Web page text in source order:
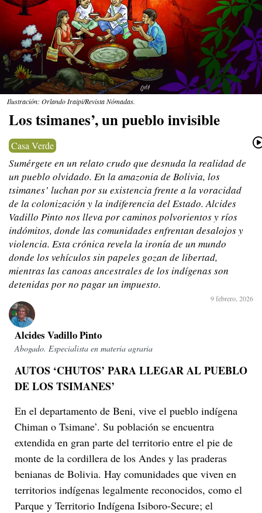
Ilustración: Orlando Iraipi/Revista Nómadas.
Los tsimanes’, un pueblo invisible
Casa Verde
Sumérgete en un relato crudo que desnuda la realidad de
un pueblo olvidado. En la amazonia de Bolivia, los
tsimanes’ luchan por su existencia frente a la voracidad
de la colonización y la indiferencia del Estado. Alcides
Vadillo Pinto nos lleva por caminos polvorientos y ríos
indómitos, donde las comunidades enfrentan desalojos y
violencia. Esta crónica revela la ironía de un mundo
donde los vehículos sin papeles gozan de libertad,
mientras las canoas ancestrales de los indígenas son
detenidas por no pagar un impuesto.
9 febrero, 2026
Alcides Vadillo Pinto
Abogado. Especialista en materia agraria
AUTOS ‘CHUTOS’ PARA LLEGAR AL PUEBLO
DE LOS TSIMANES’
En el departamento de Beni, vive el pueblo indígena
Chiman o Tsimane’. Su población se encuentra
extendida en gran parte del territorio entre el pie de
monte de la cordillera de los Andes y las praderas
benianas de Bolivia. Hay comunidades que viven en
territorios indígenas legalmente reconocidos, como el
Parque y Territorio Indígena Isiboro-Secure; el